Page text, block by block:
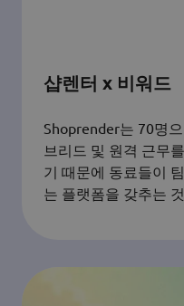
샵렌터 x 비워드
Shoprender는 70명
브리드 및 원격 근무
기 때문에 동료들이
는 플랫폼을 갖추는